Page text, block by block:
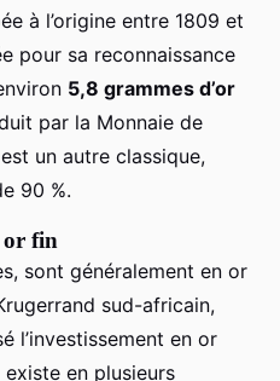
à l’origine entre 1809 et
pour sa reconnaissance
5,8 grammes d’or
par la Monnaie de
un autre classique,
90 %.
or fin
sont généralement en or
sud-africain,
l’investissement en or
en plusieurs